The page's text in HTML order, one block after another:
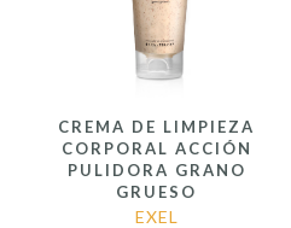
CREMA DE LIMPIEZA
CORPORAL ACCIÓN
PULIDORA GRANO
GRUESO
EXEL